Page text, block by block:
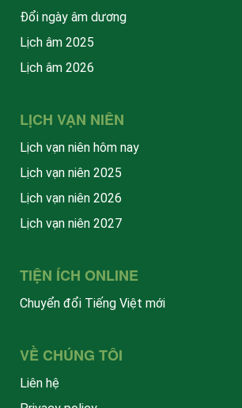
Đổi ngày âm dương
Lịch âm 2025
Lịch âm 2026
LỊCH VẠN NIÊN
Lịch vạn niên hôm nay
Lịch vạn niên 2025
Lịch vạn niên 2026
Lịch vạn niên 2027
TIỆN ÍCH ONLINE
Chuyển đổi Tiếng Việt mới
VỀ CHÚNG TÔI
Liên hệ